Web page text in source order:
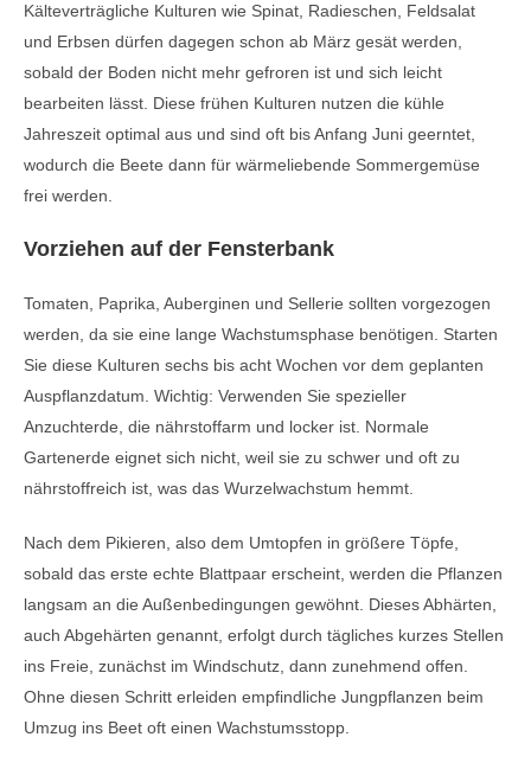
Kälteverträgliche Kulturen wie Spinat, Radieschen, Feldsalat
und Erbsen dürfen dagegen schon ab März gesät werden,
sobald der Boden nicht mehr gefroren ist und sich leicht
bearbeiten lässt. Diese frühen Kulturen nutzen die kühle
Jahreszeit optimal aus und sind oft bis Anfang Juni geerntet,
wodurch die Beete dann für wärmeliebende Sommergemüse
frei werden.
Vorziehen auf der Fensterbank
Tomaten, Paprika, Auberginen und Sellerie sollten vorgezogen
werden, da sie eine lange Wachstumsphase benötigen. Starten
Sie diese Kulturen sechs bis acht Wochen vor dem geplanten
Auspflanzdatum. Wichtig: Verwenden Sie spezieller
Anzuchterde, die nährstoffarm und locker ist. Normale
Gartenerde eignet sich nicht, weil sie zu schwer und oft zu
nährstoffreich ist, was das Wurzelwachstum hemmt.
Nach dem Pikieren, also dem Umtopfen in größere Töpfe,
sobald das erste echte Blattpaar erscheint, werden die Pflanzen
langsam an die Außenbedingungen gewöhnt. Dieses Abhärten,
auch Abgehärten genannt, erfolgt durch tägliches kurzes Stellen
ins Freie, zunächst im Windschutz, dann zunehmend offen.
Ohne diesen Schritt erleiden empfindliche Jungpflanzen beim
Umzug ins Beet oft einen Wachstumsstopp.